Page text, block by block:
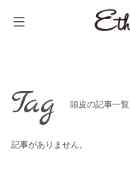
Tag 頭皮の記事一覧
記事がありません。